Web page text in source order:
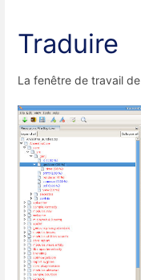
Traduire
La fenêtre de travail